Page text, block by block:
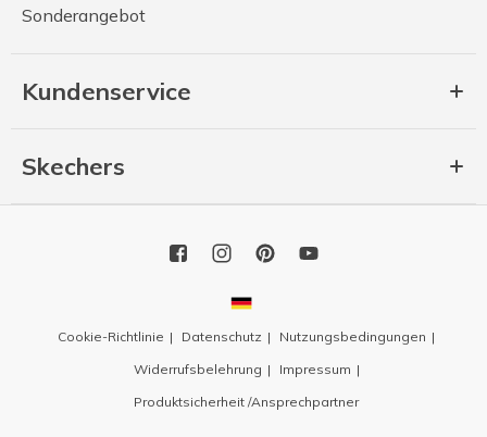
Sonderangebot
Kundenservice
Skechers
Cookie-Richtlinie Datenschutz
Nutzungsbedingungen
Widerrufsbelehrung
Impressum
Produktsicherheit /Ansprechpartner